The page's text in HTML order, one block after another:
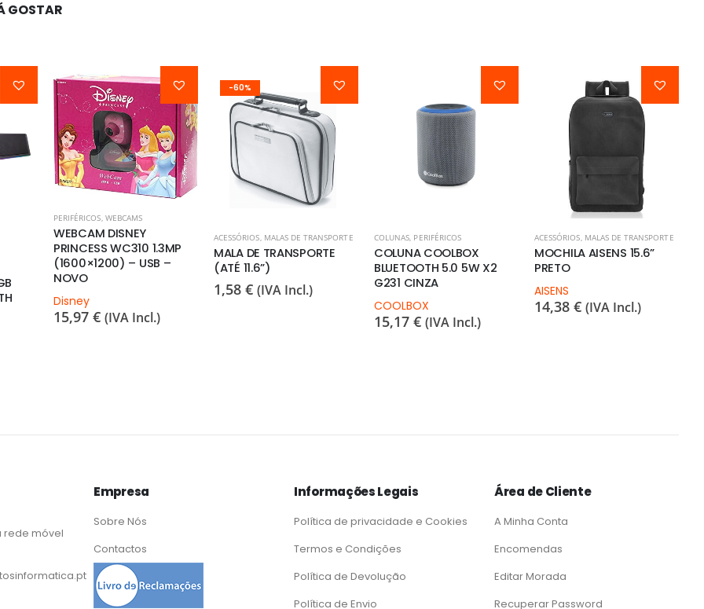
GOSTAR
PERIFÉRICOS, WEBCAMS
WEBCAM DISNEY
PRINCESS WC310 1.3MP
(1600×1200) – USB –
NOVO
Disney
15,97 € (IVA Incl.)
-60%
ACESSÓRIOS, MALAS DE TRANSPORTE
MALA DE TRANSPORTE
(ATÉ 11.6”)
1,58 € (IVA Incl.)
COLUNAS, PERIFÉRICOS
COLUNA COOLBOX
BLUETOOTH 5.0 5W X2
G231 CINZA
COOLBOX
15,17 € (IVA Incl.)
ACESSÓRIOS, MALAS DE TRANSPORTE
MOCHILA AISENS 15.6”
PRETO
AISENS
14,38 € (IVA Incl.)
rede móvel
Empresa
Sobre Nós
Contactos
Informações Legais
Política de privacidade e Cookies
Termos e Condições
Política de Devolução
Política de Envio
Área de Cliente
A Minha Conta
Encomendas
Editar Morada
Recuperar Password